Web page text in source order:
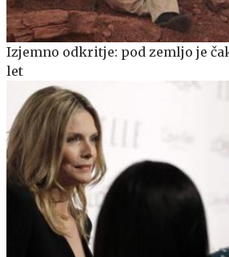
Izjemno odkritje: pod zemljo je
let